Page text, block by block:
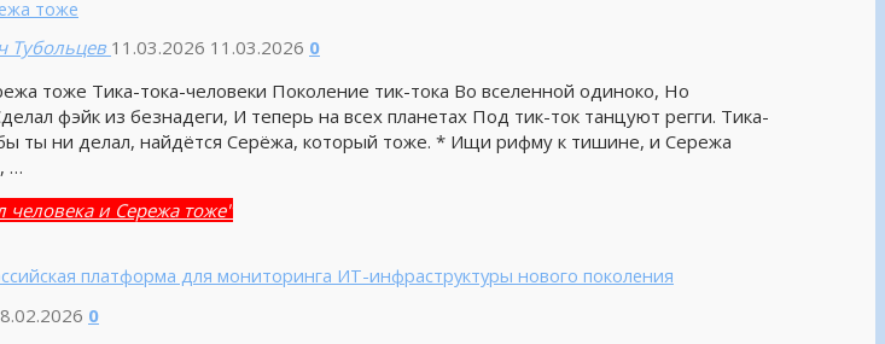
тоже
Тубольцев 11.03.2026 11.03.2026 0
тоже Тика-тока-человеки Поколение тик-тока Во вселенной одиноко, Но
фэйк из безнадеги, И теперь на всех планетах Под тик-ток танцуют регги. Тика-
ты ни делал, найдётся Серёжа, который тоже. * Ищи рифму к тишине, и Сережа
…
человека и Сережа тоже"
платформа для мониторинга ИТ-инфраструктуры нового поколения
0